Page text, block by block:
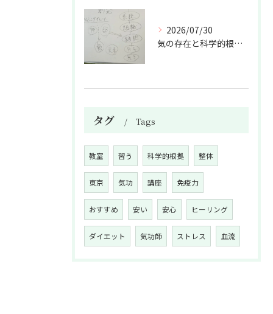
2026/07/30
気の存在と科学的根拠の授業
タグ Tags
教室 習う 科学的根拠 整体
東京 気功 講座 免疫力
おすすめ 安い 安心 ヒーリング
ダイエット 気功師 ストレス 血流